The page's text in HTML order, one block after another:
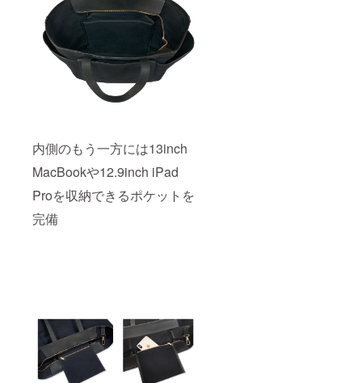
内側のもう一方には13inch
MacBookや12.9inch iPad
Proを収納できるポケットを
完備